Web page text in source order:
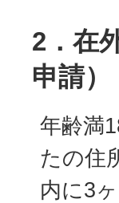
2．在
申請）
年齢満
たの住
内に3